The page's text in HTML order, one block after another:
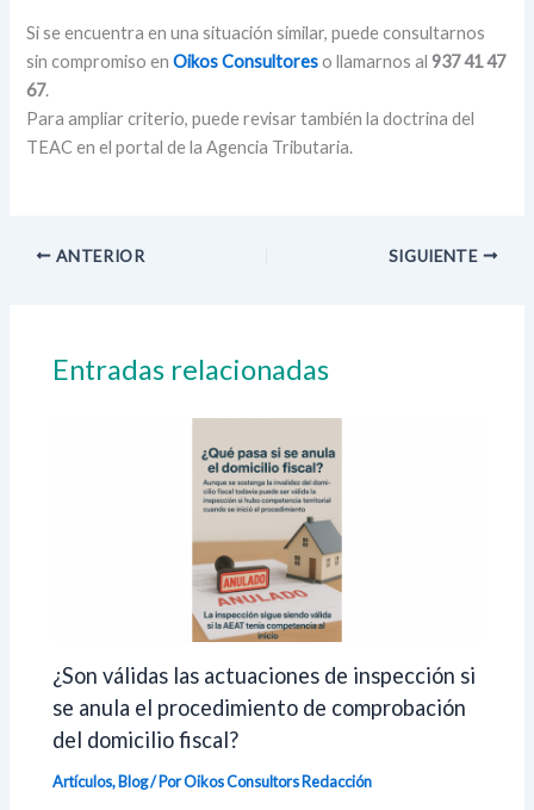
Si se encuentra en una situación similar, puede consultarnos
sin compromiso enOikos Consultoreso llamarnos al937 41 47
67.
Para ampliar criterio, puede revisar también la doctrina del
TEAC en el portal de la Agencia Tributaria.
ANTERIOR SIGUIENTE
Entradas relacionadas
¿Son válidas las actuaciones de inspección si
se anula el procedimiento de comprobación
del domicilio fiscal?
Artículos,Blog/ Por Oikos ConsultorsRedacción